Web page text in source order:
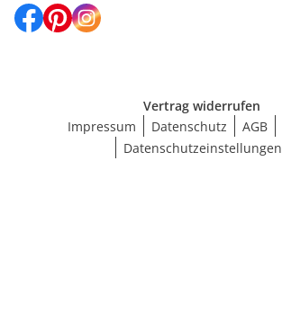
Vertrag widerrufen
Impressum
Datenschutz AGB
Datenschutzeinstellungen